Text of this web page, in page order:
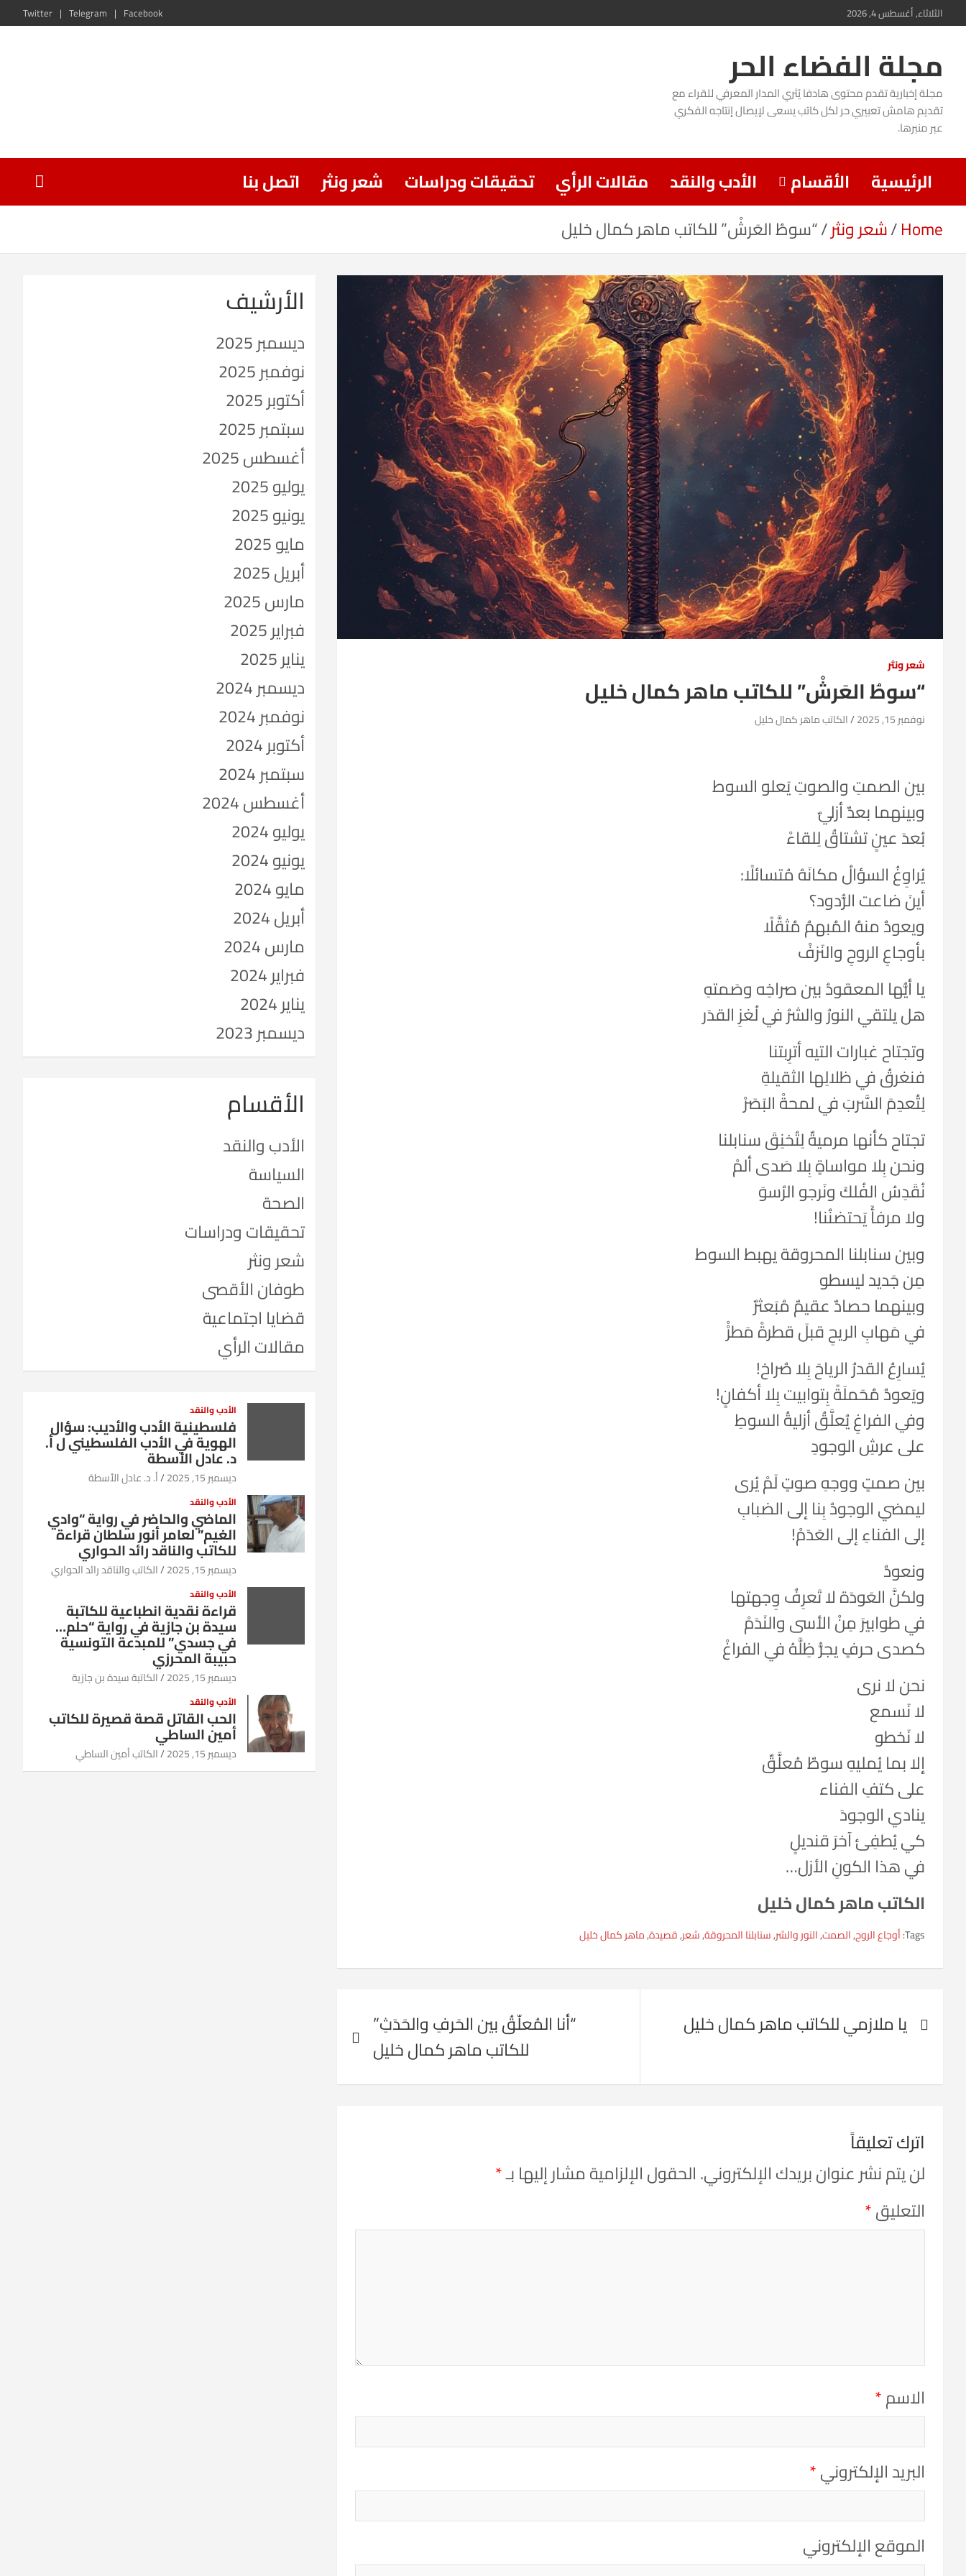
Skip
content
الثلاثاء, أغسطس 4, 2026 Facebook
Telegram
Twitter
مجلة الفضاء الحر
مجلة إخبارية تقدم محتوى هادفا يُثري المدار المعرفي للقراء مع
تقديم هامش تعبيري حر لكل كاتب يسعى لإيصال إنتاجه الفكري
عبر منبرها.
الرئيسية الأقسام الأدب والنقد مقالات الرأي تحقيقات ودراسات شعر ونثر
اتصل بنا
Home شعر ونثر “سوطُ العَرشْ” للكاتب ماهر كمال خليل
شعر ونثر
“سوطُ العَرشْ” للكاتب ماهر كمال خليل
نوفمبر 15, 2025 الكاتب ماهر كمال خليل
بين الصمتِ والصوتِ يَعلو السوط
وبينهما بعدٌ أزليٌ
بُعدَ عينٍ تشتاقُ لِلقاءْ
يُراوِغُ السؤالُ مكانَهُ مُتسائلًا:
أينَ ضاعت الرُّدود؟
ويعودُ منهُ المُبهمُ مُثقَّلًا
بأوجاعِ الروحِ والنَزفْ
يا أيُّها المعقودُ بين صراخِه وصَمتهِ
هل يلتقي النورُ والشرُ في لُغزِ القدَر
وتجتاح غبارات التيه أترِبتنا
فنغرقُ في ظلالِها الثقيلةِ
لِتُعدِمَ السَّربَ في لمحةْ البَصَرْ
تجتاح كأنها مرميةٌ لِتُخنِقَ سنابلنا
ونحن بِلا مواساةٍ بِلا صَدى ألمْ
نُقَدِسُ الفُلكَ ونَرجو الرُسوَ
ولا مرفأَ يَحتضنُنا!
وبين سنابلنا المحروقة يهبط السوط
مِن جَديد ليسطو
وبينهما حصادٌ عقيمٌ مُبَعثرٌ
في مَهابِ الريحِ قبلَ قطرةْ مَطرْْ
يُسارِعُ القدرُ الرياحَ بِلا صُراخ!
ويَعودُ مُحَملَةً بِتوابيت بِلا أكفانٍ!
وفي الفراغِ يُعلَّقُ أزليةُ السوطِ
على عرشِ الوجودِ
بين صمتٍ ووجهِ صوتٍ لَمْ يُرى
ليمضي الوجودُ بِنا إلى الضبابِ
إلى الفناءِ إلى العَدَمْ!
ونعودُ
ولكنَّ العَودَة لا تَعرِفُ وِجهتها
في طوابيرَ مِنْ الأسى والنَدَمْ
كصدى حرفٍ يجرُّ ظِلَّهُ في الفراغْ
نحن لا نرى
لا نَسمع
لا نَخطو
إلا بما يُمليهِ سوطٌ مُعلَّقٌ
على كتفِ الفناء
ينادي الوجودَ
كي يُطفِئ آخرَ قنديلٍ
في هذا الكونِ الأزل…
الكاتب ماهر كمال خليل
Tags: أوجاع الروح,الصمت,النور والشر,سنابلنا المحروقة,شعر,قصيدة,ماهر كمال خليل
المقالات
يا ملازمي للكاتب ماهر كمال خليل
“أنا المُعلّقُ بين الحَرفِ والحَدَثِ”
للكاتب ماهر كمال خليل
اترك تعليقاً
لن يتم نشر عنوان بريدك الإلكتروني.الحقول الإلزامية مشار إليها بـ*
التعليق*
الاسم*
البريد الإلكتروني*
الموقع الإلكتروني
الأرشيف
ديسمبر 2025
نوفمبر 2025
أكتوبر 2025
سبتمبر 2025
أغسطس 2025
يوليو 2025
يونيو 2025
مايو 2025
أبريل 2025
مارس 2025
فبراير 2025
يناير 2025
ديسمبر 2024
نوفمبر 2024
أكتوبر 2024
سبتمبر 2024
أغسطس 2024
يوليو 2024
يونيو 2024
مايو 2024
أبريل 2024
مارس 2024
فبراير 2024
يناير 2024
ديسمبر 2023
الأقسام
الأدب والنقد
السياسة
الصحة
تحقيقات ودراسات
شعر ونثر
طوفان الأقصى
قضايا اجتماعية
مقالات الرأي
الأدب والنقد
فلسطينية الأدب والأديب: سؤال
الهوية في الأدب الفلسطيني ل أ.
د. عادل الأسطة
ديسمبر 15, 2025 أ. د. عادل الأسطة
الأدب والنقد
الماضي والحاضر في رواية “وادي
الغيم” لعامر أنور سلطان قراءة
للكاتب والناقد رائد الحواري
ديسمبر 15, 2025 الكاتب والناقد رائد الحواري
الأدب والنقد
قراءة نقدية انطباعية للكاتبة
سيدة بن جازية في رواية “حلم…
في جسدي” للمبدعة التونسية
حبيبة المحرزي
ديسمبر 15, 2025 الكاتبة سيدة بن جازية
الأدب والنقد
الحب القاتل قصة قصيرة للكاتب
أمين الساطي
ديسمبر 15, 2025 الكاتب أمين الساطي